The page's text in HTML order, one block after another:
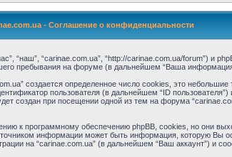
- Соглашение о конфиденциальности
“наш”, “carinae.com.ua”, “http://carinae.com.ua/forum”) и
пребывания на форуме (в дальнейшем “Ваша
создается определенное число cookies, это
пользователя (в дальнейшем “ID
создан при посещении одной из тем на форума
к программному обеспечению phpBB, cookies, но они
информации может быть информация, которую Вы
на “carinae.com.ua” (в дальнейшем “Ваш аккаунт”) и